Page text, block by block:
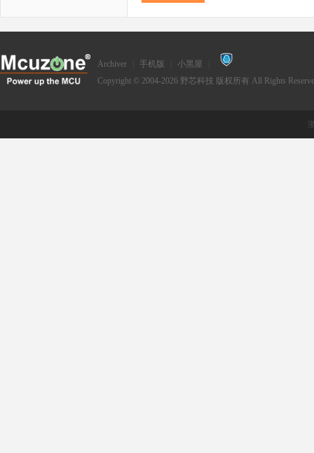
Archiver 手机版 小黑屋
Copyright © 2004-2026 野芯科技 版权所有 All Rights